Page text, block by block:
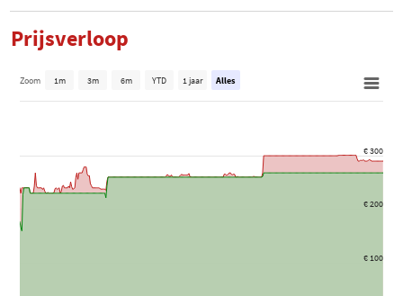
Prijsverloop
€ 100
€ 200
€ 300
Zoom 1m 3m 6m YTD 1 jaar Alles